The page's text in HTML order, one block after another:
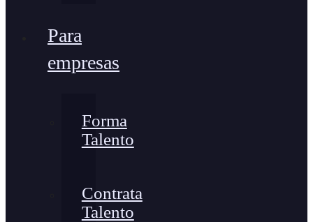
Para
empresas
Forma
Talento
Contrata
Talento